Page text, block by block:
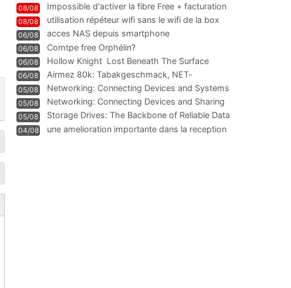
08/08
Impossible d'activer la fibre Free + facturation
résiliation
08/08 utilisation répéteur wifi sans le wifi de la box
06/08 acces NAS depuis smartphone
06/08 Comtpe free Orphélin?
06/08 Hollow Knight  Lost Beneath The Surface
06/08
Airmez 80k: Tabakgeschmack, NET-
Technologie und Leistung im
05/08 Networking: Connecting Devices and Systems
05/08
Networking: Connecting Devices and Sharing
Information
05/08
Storage Drives: The Backbone of Reliable Data
Management
04/08
une amelioration importante dans la reception